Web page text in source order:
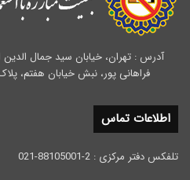
آدرس : تهران، خیابان سید جمال الدین
فراهانی پور، نبش خیابان هفتم، پلاک ۴ - کد پستی :
اطلاعات تماس
تلفکس دفتر مرکزی : 2-88105001-021